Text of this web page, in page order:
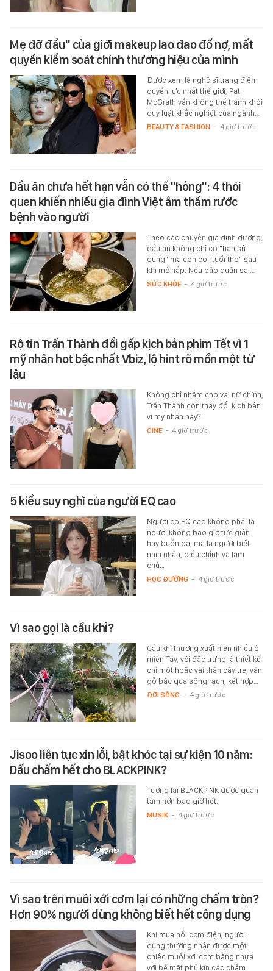
Mẹ đỡ đầu" của giới makeup lao đao đổ nợ, mất
quyền kiểm soát chính thương hiệu của mình
Được xem là nghệ sĩ trang điểm
quyền lực nhất thế giới, Pat
McGrath vẫn không thể tránh khỏi
quy luật khắc nghiệt của ngành…
BEAUTY & FASHION - 4 giờ trước
Dầu ăn chưa hết hạn vẫn có thể "hỏng": 4 thói
quen khiến nhiều gia đình Việt âm thầm rước
bệnh vào người
Theo các chuyên gia dinh dưỡng,
dầu ăn không chỉ có "hạn sử
dụng" mà còn có "tuổi thọ" sau
khi mở nắp. Nếu bảo quản sai…
SỨC KHỎE - 4 giờ trước
Rộ tin Trấn Thành đổi gấp kịch bản phim Tết vì 1
mỹ nhân hot bậc nhất Vbiz, lộ hint rõ mồn một từ
lâu
Không chỉ nhắm cho vai nữ chính,
Trấn Thành còn thay đổi kịch bản
vì mỹ nhân này?
CINE - 4 giờ trước
5 kiểu suy nghĩ của người EQ cao
Người có EQ cao không phải là
người không bao giờ tức giận
hay buồn bã, mà là người biết
nhìn nhận, điều chỉnh và làm
chủ…
HỌC ĐƯỜNG - 4 giờ trước
Vì sao gọi là cầu khỉ?
Cầu khỉ thường xuất hiện nhiều ở
miền Tây, với đặc trưng là thiết kế
chỉ một hoặc vài thân cây tre, ván
gỗ bắc qua sông rạch, kết hợp…
ĐỜI SỐNG - 4 giờ trước
Jisoo liên tục xin lỗi, bật khóc tại sự kiện 10 năm:
Dấu chấm hết cho BLACKPINK?
Tương lai BLACKPINK được quan
tâm hơn bao giờ hết.
MUSIK - 4 giờ trước
Vì sao trên muôi xới cơm lại có những chấm tròn?
Hơn 90% người dùng không biết hết công dụng
Khi mua nồi cơm điện, người
dùng thường nhận được một
chiếc muôi xới cơm bằng nhựa
với bề mặt phủ kín các chấm